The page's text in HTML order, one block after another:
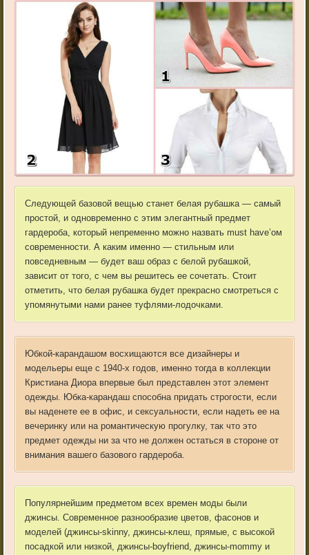
Следующей базовой вещью станет белая рубашка — самый
простой, и одновременно с этим элегантный предмет
гардероба, который непременно можно назвать must have’ом
современности. А каким именно — стильным или
повседневным — будет ваш образ с белой рубашкой,
зависит от того, с чем вы решитесь ее сочетать. Стоит
отметить, что белая рубашка будет прекрасно смотреться с
упомянутыми нами ранее туфлями-лодочками.
Юбкой-карандашом восхищаются все дизайнеры и
модельеры еще с 1940-х годов, именно тогда в коллекции
Кристиана Диора впервые был представлен этот элемент
одежды. Юбка-карандаш способна придать строгости, если
вы наденете ее в офис, и сексуальности, если надеть ее на
вечеринку или на романтическую прогулку, так что это
предмет одежды ни за что не должен остаться в стороне от
внимания вашего базового гардероба.
Популярнейшим предметом всех времен моды были
джинсы. Современное разнообразие цветов, фасонов и
моделей (джинсы-skinny, джинсы-клеш, прямые, с высокой
посадкой или низкой, джинсы-boyfriend, джинсы-mommy и